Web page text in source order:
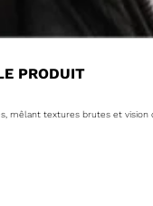
PRODUIT
textures brutes et vision